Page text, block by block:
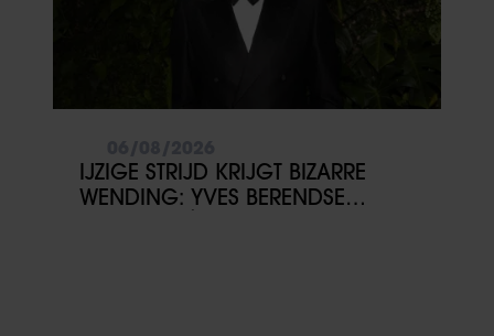
IJZIGE STRIJD KRIJGT BIZARRE
WENDING: YVES BERENDSE